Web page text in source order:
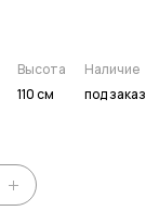
Высота
110 см
Наличие
под заказ